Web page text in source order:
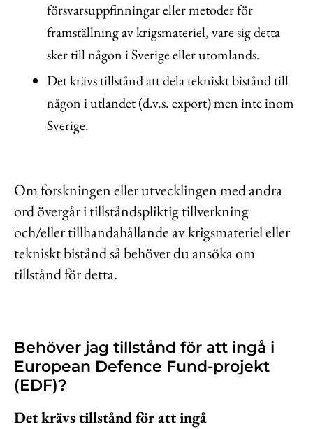
försvarsuppfinningar eller metoder för
framställning av krigsmateriel, vare sig detta
sker till någon i Sverige eller utomlands.
Det krävs tillstånd att dela tekniskt bistånd till
någon i utlandet (d.v.s. export) men inte inom
Sverige.
Om forskningen eller utvecklingen med andra
ord övergår i tillståndspliktig tillverkning
och/eller tillhandahållande av krigsmateriel eller
tekniskt bistånd så behöver du ansöka om
tillstånd för detta.
Behöver jag tillstånd för att ingå i
European Defence Fund-projekt
(EDF)?
Det krävs tillstånd för att ingå